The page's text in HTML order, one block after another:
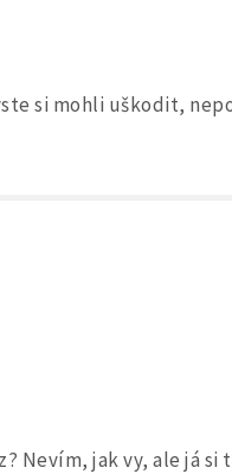
si mohli uškodit,
Nevím, jak vy, ale já si